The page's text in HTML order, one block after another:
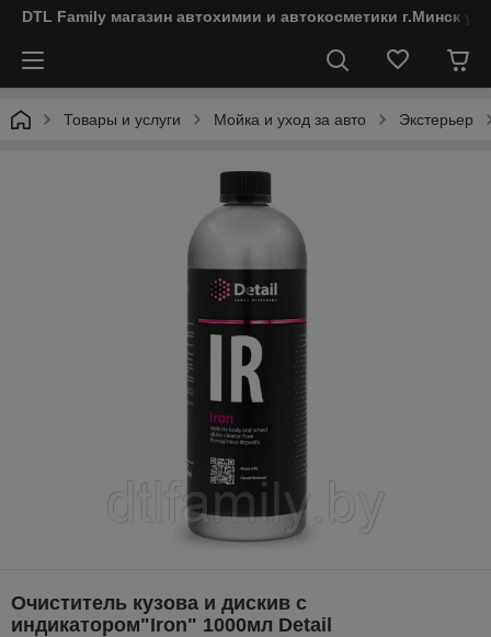
DTL Family магазин автохимии и автокосметики г.Минск
Товары и услуги Мойка и уход за авто Экстерьер
Очиститель кузова и дискив с
индикатором"Iron" 1000мл Detail